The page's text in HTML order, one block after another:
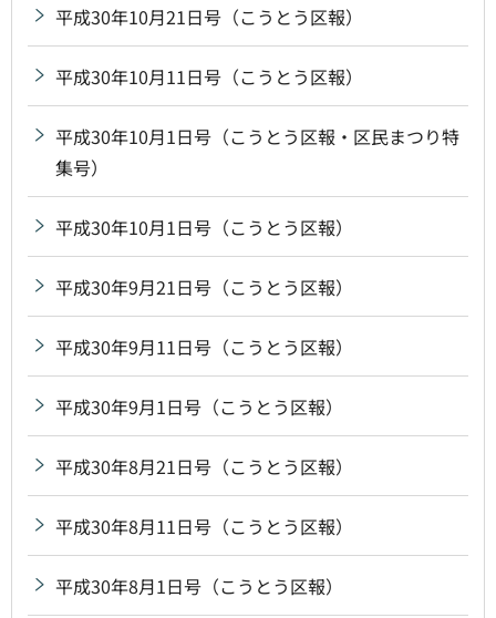
平成30年10月21日号（こうとう区報）
平成30年10月11日号（こうとう区報）
平成30年10月1日号（こうとう区報・区民まつり特
集号）
平成30年10月1日号（こうとう区報）
平成30年9月21日号（こうとう区報）
平成30年9月11日号（こうとう区報）
平成30年9月1日号（こうとう区報）
平成30年8月21日号（こうとう区報）
平成30年8月11日号（こうとう区報）
平成30年8月1日号（こうとう区報）